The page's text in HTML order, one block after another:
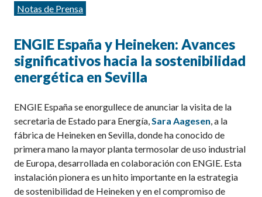
Categorías
Notas de Prensa
ENGIE España y Heineken: Avances
significativos hacia la sostenibilidad
energética en Sevilla
ENGIE España se enorgullece de anunciar la visita de la
secretaria de Estado para Energía,Sara Aagesen, a la
fábrica de Heineken en Sevilla, donde ha conocido de
primera mano la mayor planta termosolar de uso industrial
de Europa, desarrollada en colaboración con ENGIE. Esta
instalación pionera es un hito importante en la estrategia
de sostenibilidad de Heineken y en el compromiso de